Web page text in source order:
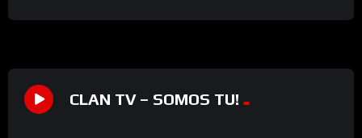
CLAN TV – SOMOS TU!